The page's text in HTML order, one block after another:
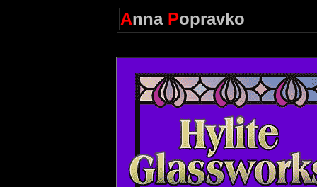
Anna Popravko